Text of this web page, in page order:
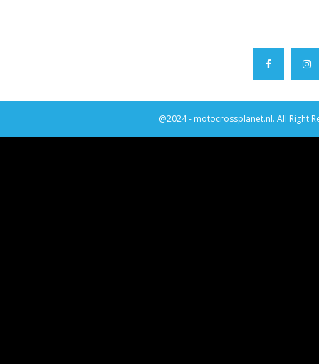
@2024 - motocrossplanet.nl. All Right